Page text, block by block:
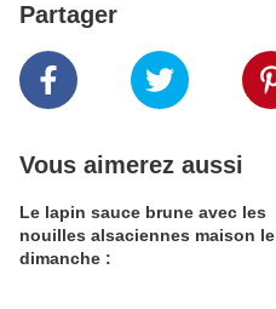
Partager
Vous aimerez aussi
Le lapin sauce brune avec les
nouilles alsaciennes maison le
dimanche :